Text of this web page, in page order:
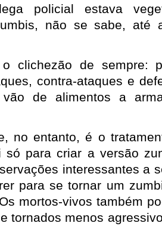
policial estava
não se sabe, até
clichezão de sempre:
contra-ataques e
vão de alimentos a
no entanto, é o
só para criar a versão
interessantes a
para se tornar um
mortos-vivos também
tornados menos